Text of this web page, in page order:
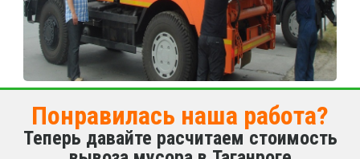
Понравилась наша работа?
Теперь давайте расчитаем стоимость